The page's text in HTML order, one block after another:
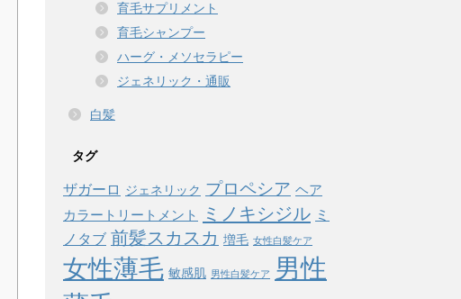
育毛サプリメント
育毛シャンプー
ハーグ・メソセラピー
ジェネリック・通販
白髪
タグ
ザガーロ ジェネリック プロペシア ヘア
カラートリートメント
ミノキシジル ミ
ノタブ 前髪スカスカ 増毛 女性白髪ケア
女性薄毛 敏感肌 男性白髪ケア 男性